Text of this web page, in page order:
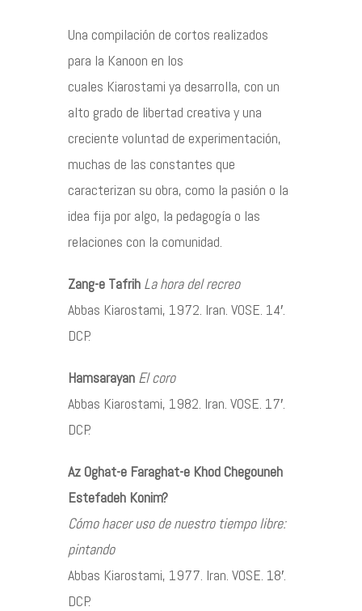
Una compilación de cortos realizados
para la Kanoon en los
cuales Kiarostami ya desarrolla, con un
alto grado de libertad creativa y una
creciente voluntad de experimentación,
muchas de las constantes que
caracterizan su obra, como la pasión o la
idea fija por algo, la pedagogía o las
relaciones con la comunidad.
Zang-e Tafrih La hora del recreo
Abbas Kiarostami, 1972. Iran. VOSE. 14′.
DCP.
Hamsarayan El coro
Abbas Kiarostami, 1982. Iran. VOSE. 17′.
DCP.
Az Oghat-e Faraghat-e Khod Chegouneh
Estefadeh Konim?
Cómo hacer uso de nuestro tiempo libre:
pintando
Abbas Kiarostami, 1977. Iran. VOSE. 18′.
DCP.
©2026 COPYRIGHT FLOTHEMES